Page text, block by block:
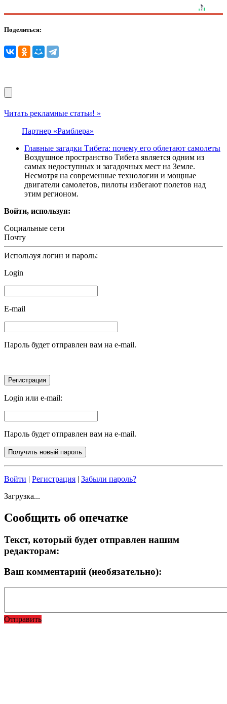
Поделиться:
Читать рекламные статьи! »
Партнер «Рамблера»
Главные загадки Тибета: почему его облетают самолеты
Воздушное пространство Тибета является одним из
самых недоступных и загадочных мест на Земле.
Несмотря на современные технологии и мощные
двигатели самолетов, пилоты избегают полетов над
этим регионом.
Войти, используя:
Социальные сети
Почту
Используя логин и пароль:
Login
E-mail
Пароль будет отправлен вам на e-mail.
Login или e-mail:
Пароль будет отправлен вам на e-mail.
Войти | Регистрация | Забыли пароль?
Загрузка...
Сообщить об опечатке
Текст, который будет отправлен нашим
редакторам:
Ваш комментарий (необязательно):
Отправить